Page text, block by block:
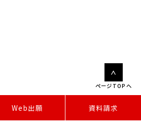
Web出願 資料請求
ページTOPへ